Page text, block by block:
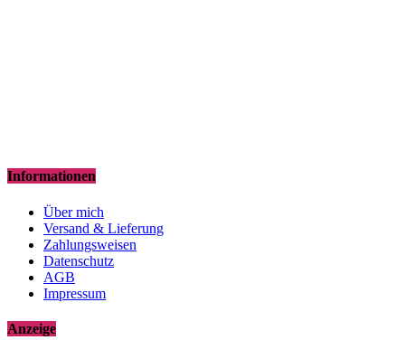
Informationen
Über mich
Versand & Lieferung
Zahlungsweisen
Datenschutz
AGB
Impressum
Anzeige